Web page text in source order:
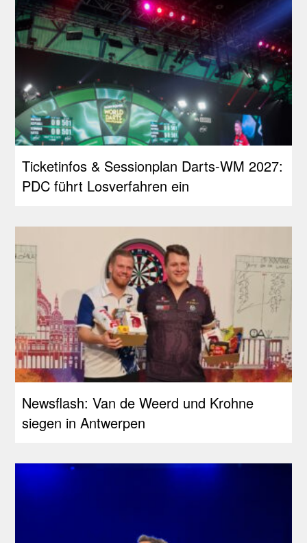
Ticketinfos & Sessionplan Darts-WM 2027:
PDC führt Losverfahren ein
Newsflash: Van de Weerd und Krohne
siegen in Antwerpen